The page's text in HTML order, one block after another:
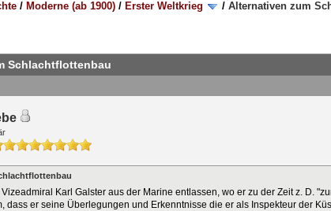
/ Moderne (ab 1900) / Erster Weltkrieg / Alternativen zum
Schlachtflottenbau
Karl Galster aus der Marine entlassen, wo er zu der Zeit z. D.
dass er seine Überlegungen und Erkenntnisse die er als Inspekteur der